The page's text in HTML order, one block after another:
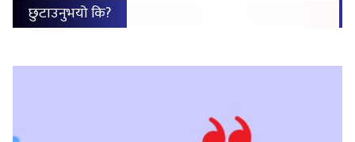
छुटाउनुभयो कि?